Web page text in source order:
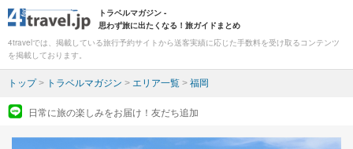
トラベルマガジン -
思わず旅に出たくなる！旅ガイドまとめ
4travelでは、掲載している旅行予約サイトから送客実績に応じた手数料を受け取るコンテンツ
を掲載しております。
トップ> トラベルマガジン > エリア一覧 > 福岡
日常に旅の楽しみをお届け！友だち追加